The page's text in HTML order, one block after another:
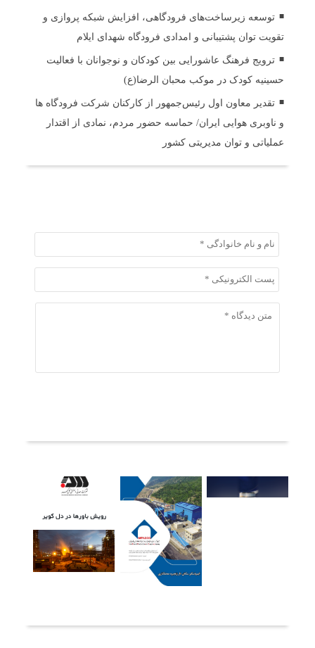
توسعه زیرساخت‌های فرودگاهی، افزایش شبکه پروازی و
تقویت توان پشتیبانی و امدادی فرودگاه شهدای ایلام
ترویج فرهنگ عاشورایی بین کودکان و نوجوانان با فعالیت
حسینیه کودک در موکب محبان الرضا(ع)
تقدیر معاون اول رئیس‌جمهور از کارکنان شرکت فرودگاه ها
و ناوبری هوایی ایران/ حماسه حضور مردم، نمادی از اقتدار
عملیاتی و توان مدیریتی کشور